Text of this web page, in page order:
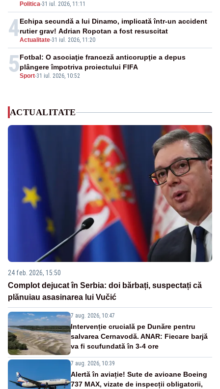
Politica-31 iul. 2026, 11:11
4Actualitate-31 iul. 2026, 11:20
Echipa secundă a lui Dinamo, implicată într-un accident
rutier grav! Adrian Ropotan a fost resuscitat
5Sport-31 iul. 2026, 10:52
Fotbal: O asociaţie franceză anticorupţie a depus
plângere împotriva proiectului FIFA
ACTUALITATE
24 feb. 2026, 15:50
Complot dejucat în Serbia: doi bărbați, suspectați că
plănuiau asasinarea lui Vučić
7 aug. 2026, 10:47
Intervenție crucială pe Dunăre pentru
salvarea Cernavodă. ANAR: Fiecare barjă
va fi scufundată în 3-4 ore
7 aug. 2026, 10:39
Alertă în aviație! Sute de avioane Boeing
737 MAX, vizate de inspecții obligatorii,